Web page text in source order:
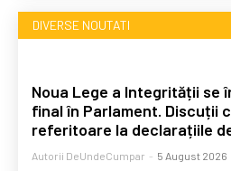
DIVERSE NOUTATI
Noua Lege a Integrității se
final în Parlament. Discuții
referitoare la declarațiile
Autorii DeUndeCumpar - 5 August 2026